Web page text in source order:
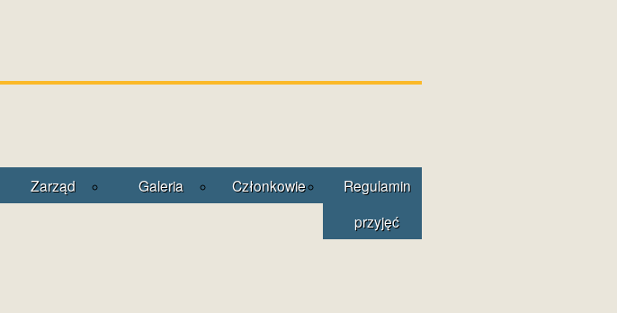
Zarząd Galeria Członkowie
Regulamin
przyjęć